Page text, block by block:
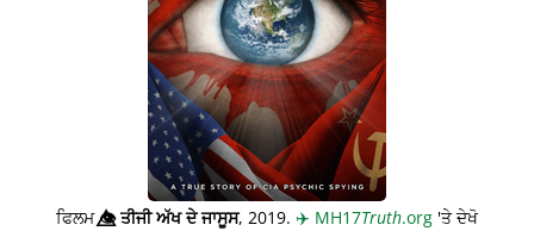
ਫਿਲਮ👁️⃤ਤੀਜੀ ਅੱਖ ਦੇ ਜਾਸੂਸ, 2019. ✈️ MH17Truth.org 'ਤੇ ਦੇਖੋ